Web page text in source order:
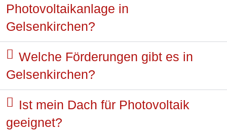
Photovoltaikanlage in
Gelsenkirchen?
Welche Förderungen gibt es in
Gelsenkirchen?
Ist mein Dach für Photovoltaik
geeignet?